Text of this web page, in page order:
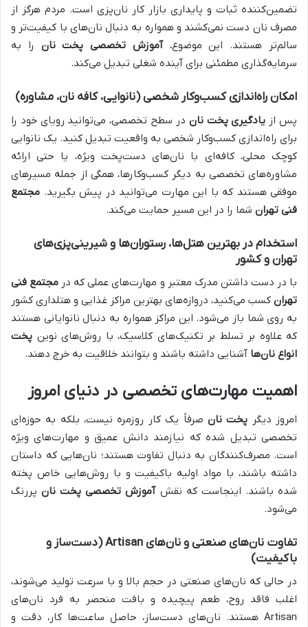
تضمین‌کننده ثبات و پایداری بازار کار نان‌پزی است. مردم هرگز از
مصرف نان دست نمی‌کشند و همواره به دنبال نان‌های با کیفیت‌تر و
سالم‌تر هستند. این موضوع،آموزش تخصصی پخت نان را به
سرمایه‌گذاری مطمئنی برای آینده شغلی تبدیل می‌کند.
امکان راه‌اندازی کسب‌وکار شخصی (نانوایی، کافه نان، مشاوره)
پس از یادگیری پخت نان در سطح تخصصی، می‌توانید رویای خود را
برای راه‌اندازی کسب‌وکار شخصی به واقعیت تبدیل کنید. یک نانوایی
کوچک محلی، کافه‌ای با نان‌های دست‌پخت ویژه، یا حتی ارائه
مشاوره‌های تخصصی به دیگر کسب‌وکارها، همگی از جمله مسیرهای
موفقی هستند که با این مهارت می‌توانید در پیش بگیرید. مجتمع
فنی تهران شما را در این مسیر حمایت می‌کند.
استخدام در بهترین هتل‌ها، رستوران‌ها و شیرینی‌پزی‌های
تهران و کشور
با در دست داشتن مدرک معتبر و مهارت‌های عملی که در مجتمع فنی
تهران کسب می‌کنید، دروازه‌های بهترین مراکز غذایی و هتلداری کشور
به روی شما باز می‌شود. این مراکز همواره به دنبال نانوایانی هستند
که علاوه بر تسلط بر تکنیک‌های کلاسیک، با روش‌های نوین پخت
انواع نان‌ها آشنایی داشته باشند و بتوانند خلاقیت به خرج دهند.
اهمیت مهارت‌های تخصصی در دنیای امروز
امروز دیگر پخت نان صرفاً یک کار روزمره نیست، بلکه به حوزه‌ای
تخصصی تبدیل شده که نیازمند دانش عمیق و مهارت‌های ویژه
است. مصرف‌کنندگان به دنبال تفاوت هستند؛ نان‌هایی که داستان
داشته باشند، با مواد اولیه باکیفیت و با روش‌هایی خاص پخته
شده باشند. اینجاست که نقشآموزش تخصصی پخت نانپررنگ
می‌شود.
تفاوت نان‌های صنعتی و نان‌های Artisan (دست‌ساز و
باکیفیت)
در حالی که نان‌های صنعتی در حجم بالا و با سرعت تولید می‌شوند،
اغلب فاقد روح، طعم پیچیده و بافت منحصر به فرد نان‌های
Artisan هستند. نان‌های دست‌ساز، حاصل ساعت‌ها کار، دقت و